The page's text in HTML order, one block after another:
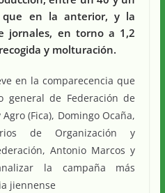
en la anterior, y la
jornales, en torno a 1,2
y molturación.
en la comparecencia que
general de Federación de
(Fica), Domingo Ocaña,
de Organización y
Antonio Marcos y
la campaña más
jiennense